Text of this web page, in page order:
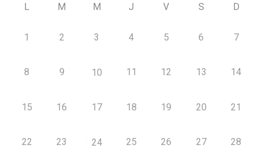
L M M J V S D
1 2 3 4 5 6 7
8 9 10 11 12 13 14
15 16 17 18 19 20 21
22 23 24 25 26 27 28